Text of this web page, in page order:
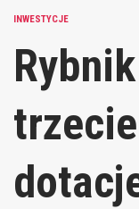
INWESTYCJE